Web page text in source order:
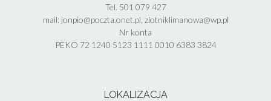
Tel. 501 079 427
mail: jonpio@poczta.onet.pl, zlotniklimanowa@wp.pl
Nr konta
PEKO 72 1240 5123 1111 0010 6383 3824
LOKALIZACJA